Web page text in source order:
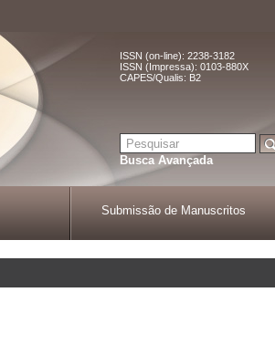
ISSN (on-line): 2238-3182
ISSN (Impressa): 0103-880X
CAPES/Qualis: B2
Busca Avançada
Submissão de Manuscritos